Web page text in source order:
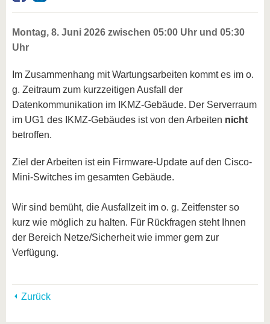
Montag, 8. Juni 2026 zwischen 05:00 Uhr und 05:30
Uhr
Im Zusammenhang mit Wartungsarbeiten kommt es im o.
g. Zeitraum zum kurzzeitigen Ausfall der
Datenkommunikation im IKMZ-Gebäude. Der Serverraum
im UG1 des IKMZ-Gebäudes ist von den Arbeiten nicht
betroffen.
Ziel der Arbeiten ist ein Firmware-Update auf den Cisco-
Mini-Switches im gesamten Gebäude.
Wir sind bemüht, die Ausfallzeit im o. g. Zeitfenster so
kurz wie möglich zu halten. Für Rückfragen steht Ihnen
der Bereich Netze/Sicherheit wie immer gern zur
Verfügung.
Zurück